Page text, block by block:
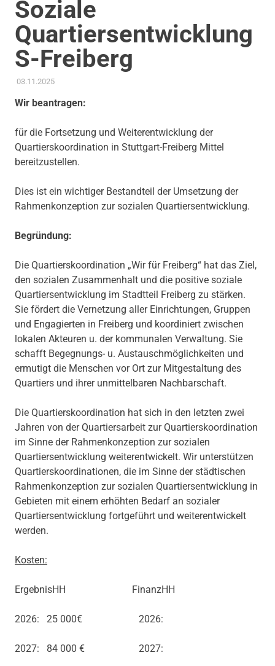
Soziale
Quartiersentwicklung
S-Freiberg
03.11.2025ADMIN
AKTUELLES
STADTENTWICKLUNG
Wir beantragen:
für die Fortsetzung und Weiterentwicklung der
Quartierskoordination in Stuttgart-Freiberg Mittel
bereitzustellen.
Dies ist ein wichtiger Bestandteil der Umsetzung der
Rahmenkonzeption zur sozialen Quartiersentwicklung.
Begründung:
Die Quartierskoordination „Wir für Freiberg“ hat das Ziel,
den sozialen Zusammenhalt und die positive soziale
Quartiersentwicklung im Stadtteil Freiberg zu stärken.
Sie fördert die Vernetzung aller Einrichtungen, Gruppen
und Engagierten in Freiberg und koordiniert zwischen
lokalen Akteuren u. der kommunalen Verwaltung. Sie
schafft Begegnungs- u. Austauschmöglichkeiten und
ermutigt die Menschen vor Ort zur Mitgestaltung des
Quartiers und ihrer unmittelbaren Nachbarschaft.
Die Quartierskoordination hat sich in den letzten zwei
Jahren von der Quartiersarbeit zur Quartierskoordination
im Sinne der Rahmenkonzeption zur sozialen
Quartiersentwicklung weiterentwickelt. Wir unterstützen
Quartierskoordinationen, die im Sinne der städtischen
Rahmenkonzeption zur sozialen Quartiersentwicklung in
Gebieten mit einem erhöhten Bedarf an sozialer
Quartiersentwicklung fortgeführt und weiterentwickelt
werden.
Kosten:
ErgebnisHH FinanzHH
2026: 25 000€ 2026:
2027: 84 000 € 2027: